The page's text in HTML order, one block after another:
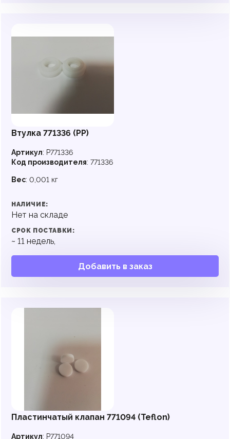
Втулка 771336 (PP)
Артикул: P771336
Код производителя: 771336
Вес: 0,001 кг
НАЛИЧИЕ:
Нет на складе
СРОК ПОСТАВКИ:
~ 11 недель,
Добавить в заказ
Пластинчатый клапан 771094 (Teflon)
Артикул: P771094